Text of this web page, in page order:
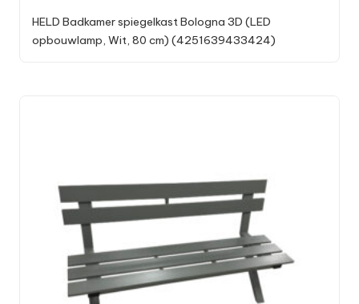
HELD Badkamer spiegelkast Bologna 3D (LED
opbouwlamp, Wit, 80 cm) (4251639433424)